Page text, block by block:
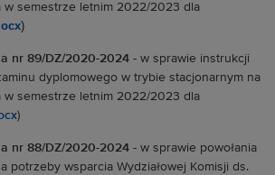
w semestrze letnim 2022/2023 dla
)
nr 89/DZ/2020-2024 - w sprawie instrukcji
dyplomowego w trybie stacjonarnym na
w semestrze letnim 2022/2023 dla
)
nr 88/DZ/2020-2024 - w sprawie powołania
potrzeby wsparcia Wydziałowej Komisji ds.